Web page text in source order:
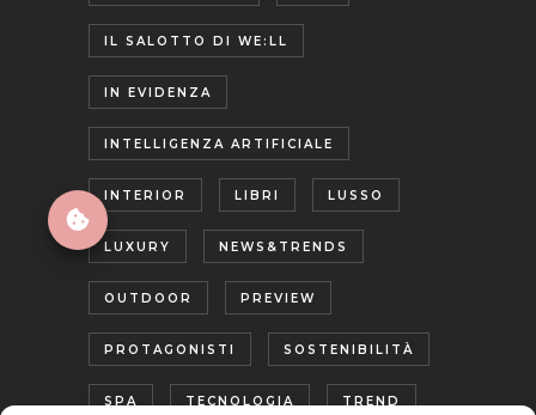
IL SALOTTO DI WE:LL
IN EVIDENZA
INTELLIGENZA ARTIFICIALE
INTERIOR LIBRI LUSSO
LUXURY NEWS&TRENDS
OUTDOOR PREVIEW
PROTAGONISTI SOSTENIBILITÀ
SPA TECNOLOGIA TREND